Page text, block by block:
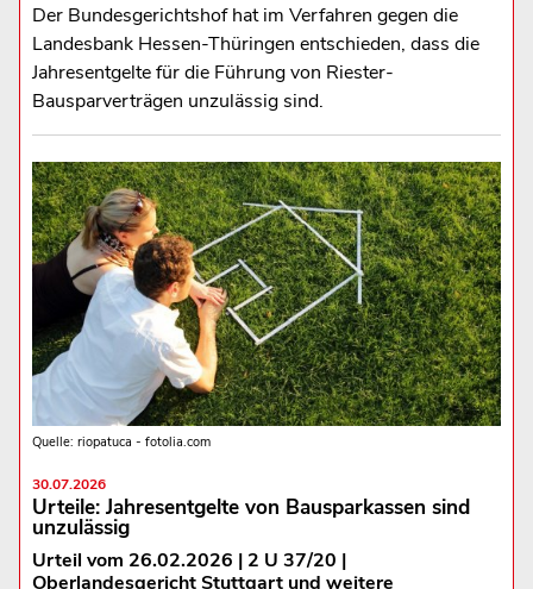
Der Bundesgerichtshof hat im Verfahren gegen die
Landesbank Hessen-Thüringen entschieden, dass die
Jahresentgelte für die Führung von Riester-
Bausparverträgen unzulässig sind.
Quelle: riopatuca - fotolia.com
30.07.2026
Urteile: Jahresentgelte von Bausparkassen sind
unzulässig
Urteil vom 26.02.2026 | 2 U 37/20 |
Oberlandesgericht Stuttgart und weitere